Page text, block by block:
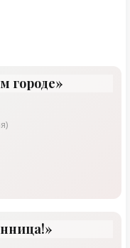
городе»